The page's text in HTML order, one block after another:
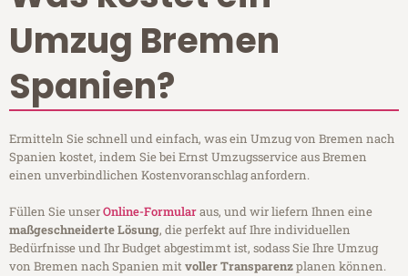
Umzug Bremen
Spanien?
Ermitteln Sie schnell und einfach, was ein Umzug von Bremen nach
Spanien kostet, indem Sie bei Ernst Umzugsservice aus Bremen
einen unverbindlichen Kostenvoranschlag anfordern.
Füllen Sie unserOnline-Formularaus, und wir liefern Ihnen eine
maßgeschneiderte Lösung, die perfekt auf Ihre individuellen
Bedürfnisse und Ihr Budget abgestimmt ist, sodass Sie Ihre Umzug
von Bremen nach Spanien mitvoller Transparenzplanen können.